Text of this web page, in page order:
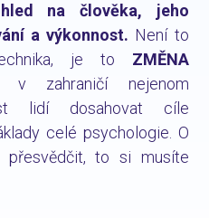
na člověka, jeho
a výkonnost. Není to
je to ZMĚNA
v zahraničí nejenom
lidí dosahovat cíle
celé psychologie. O
to si musíte